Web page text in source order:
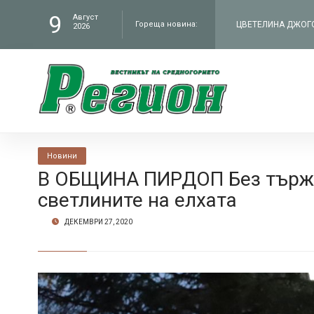
9
Август
2026
Гореща новина:
Новини
В ОБЩИНА ПИРДОП Без
светлините на елхата
ДЕКЕМВРИ 27, 2020